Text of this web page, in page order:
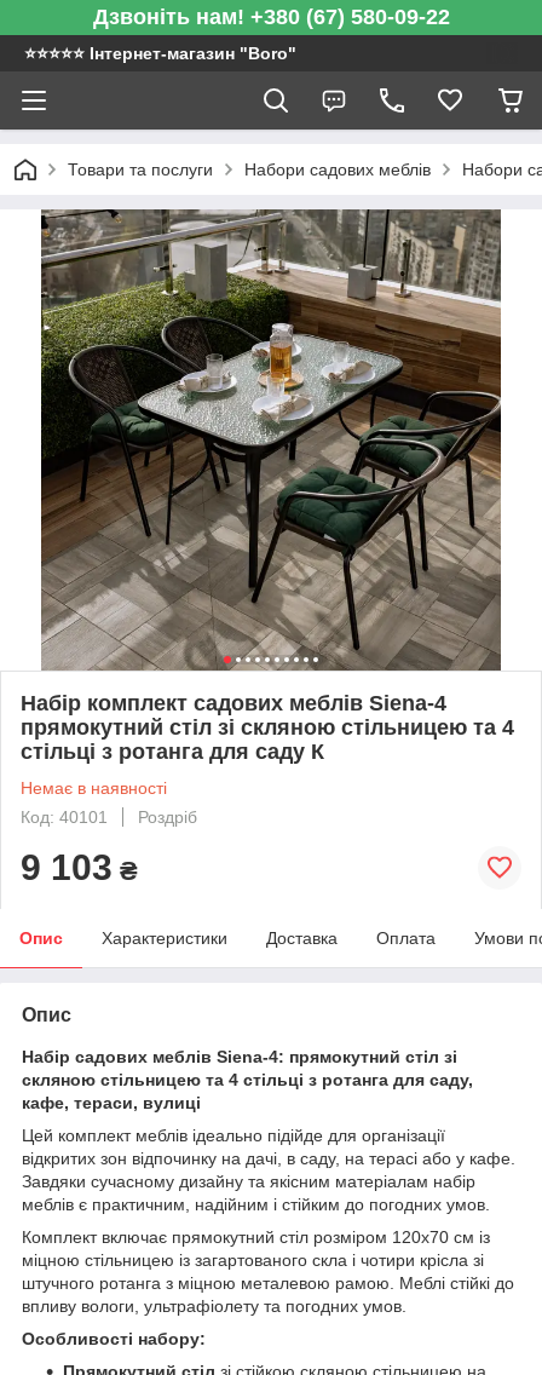
Дзвоніть нам! +380 (67) 580-09-22
⭐️⭐️⭐️⭐️⭐️ Інтернет-магазин "Boro"
Товари та послуги Набори садових меблів Набори
Набір комплект садових меблів Siena-4
прямокутний стіл зі скляною стільницею та 4
стільці з ротанга для саду К
Немає в наявності
Код: 40101
Роздріб
9 103 ₴
Опис Характеристики Доставка Оплата Умови
Опис
Набір садових меблів Siena-4: прямокутний стіл зі
скляною стільницею та 4 стільці з ротанга для саду,
кафе, тераси, вулиці
Цей комплект меблів ідеально підійде для організації
відкритих зон відпочинку на дачі, в саду, на терасі або у кафе.
Завдяки сучасному дизайну та якісним матеріалам набір
меблів є практичним, надійним і стійким до погодних умов.
Комплект включає прямокутний стіл розміром 120x70 см із
міцною стільницею із загартованого скла і чотири крісла зі
штучного ротанга з міцною металевою рамою. Меблі стійкі до
впливу вологи, ультрафіолету та погодних умов.
Особливості набору:
Прямокутний стіл зі стійкою скляною стільницею на